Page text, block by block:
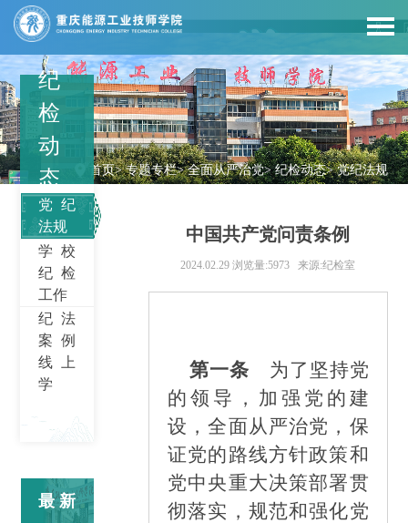
首页>专题专栏>全面从严治党>纪检动态>党纪法规
纪
检
动
态
党纪
法规
学校
纪检
工作
纪法
案例
线上
学
最新
中国共产党问责条例
2024.02.29 浏览量:5973 来源:纪检室
第一条 为了坚持党
的领导，加强党的建
设，全面从严治党，保
证党的路线方针政策和
党中央重大决策部署贯
彻落实，规范和强化党